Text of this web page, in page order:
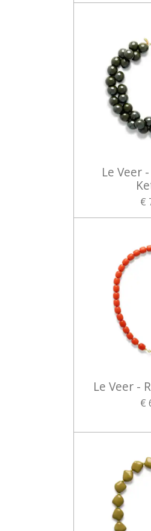
Le Veer
€
Le Veer -
€